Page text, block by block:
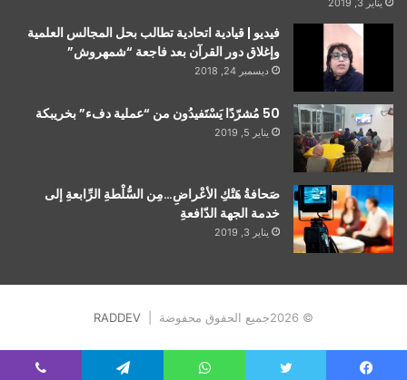
يناير 3, 2019
فيديو | قيادية اتحادية تطالب بحل المجالس العلمية
وإغلاق دور القرآن بعد فاجعة “شمهروش”
ديسمبر 24, 2018
50 مُشرّدًا يَسْتَفيدُون من “عملية دفء” بخريبكة
يناير 5, 2019
صَحافةُ هَتْكِ الأعْراضِ…مِن السُّلْطةِ الرِّابعةِ إلى
خدمة الجهة الدّافعةِ
يناير 3, 2019
© 2026جميع الحقوق محفوضة | RADDEV